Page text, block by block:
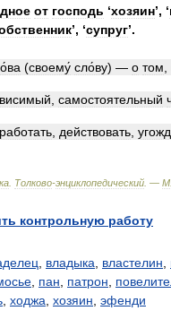
от господь ‘хозяин’, ‘
’, ‘супруг’.
(своему́ сло́ву) — о том
самостоятельный
работать действовать
Толково-энциклопедический . — М
контрольную работу
владыка властелин
пан патрон
ходжа хозяин эфенди